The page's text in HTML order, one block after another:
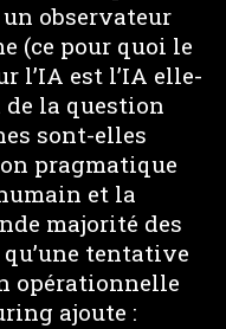
observateur
(ce pour quoi le
l’IA est l’IA elle-
la question
sont-elles
pragmatique
et la
majorité des
tentative
opérationnelle
ajoute :